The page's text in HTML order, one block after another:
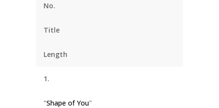
No.
Title
Length
1.
"Shape of You"